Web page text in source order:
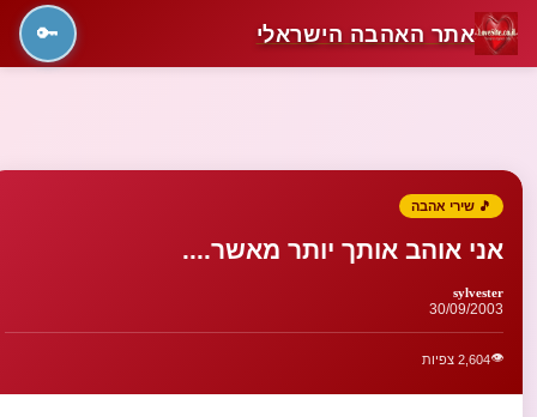
אתר האהבה הישראלי 🔑
🎵 שירי אהבה
אני אוהב אותך יותר מאשר....
sylvester
30/09/2003
👁️2,604 צפיות